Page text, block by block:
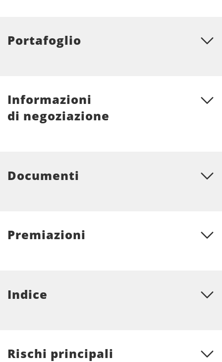
Portafoglio
Informazioni
di negoziazione
Documenti
Premiazioni
Indice
Rischi principali